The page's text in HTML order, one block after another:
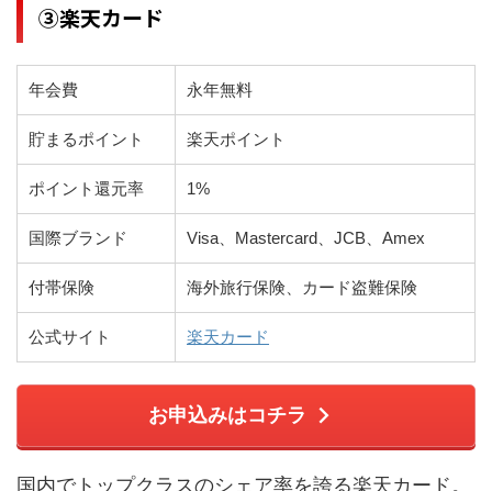
③楽天カード
年会費 永年無料
貯まるポイント 楽天ポイント
ポイント還元率 1%
国際ブランド Visa、Mastercard、JCB、Amex
付帯保険 海外旅行保険、カード盗難保険
公式サイト 楽天カード
お申込みはコチラ
国内でトップクラスのシェア率を誇る楽天カード。